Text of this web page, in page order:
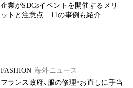
企業がSDGsイベントを開催するメリ
ットと注意点 11の事例も紹介
FASHION 海外ニュース
フランス政府、服の修理・お直しに手当